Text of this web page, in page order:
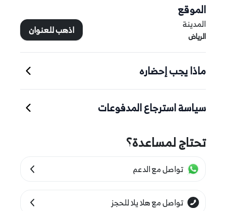
الموقع
المدينة
الرياض اذهب للعنوان
ماذا يجب إحضاره
سياسة استرجاع المدفوعات
تحتاج لمساعدة؟
تواصل مع الدعم
تواصل مع هلا يلا للحجز